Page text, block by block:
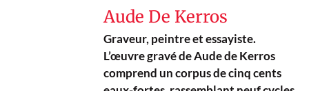
Aude De Kerros
Graveur, peintre et essayiste.
L’œuvre gravé de Aude de Kerros
comprend un corpus de cinq cents